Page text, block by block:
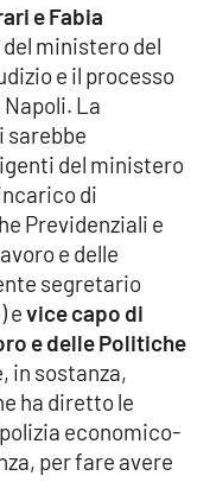
e Fabia
ministero del
e il processo
La
sarebbe
del ministero
di
Previdenziali e
e delle
segretario
evice capo di
e delle Politiche
in sostanza,
ha diretto le
economico-
per fare avere